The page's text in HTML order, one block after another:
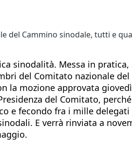
del Cammino sinodale, tutti e
sinodalità. Messa in
del Comitato nazionale
la mozione approvata
del Comitato,
e fecondo fra i mille delegati
E verrà rinviata a